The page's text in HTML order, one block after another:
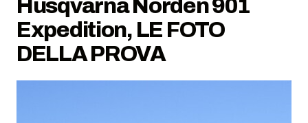
Husqvarna Norden 901
Expedition, LE FOTO
DELLA PROVA